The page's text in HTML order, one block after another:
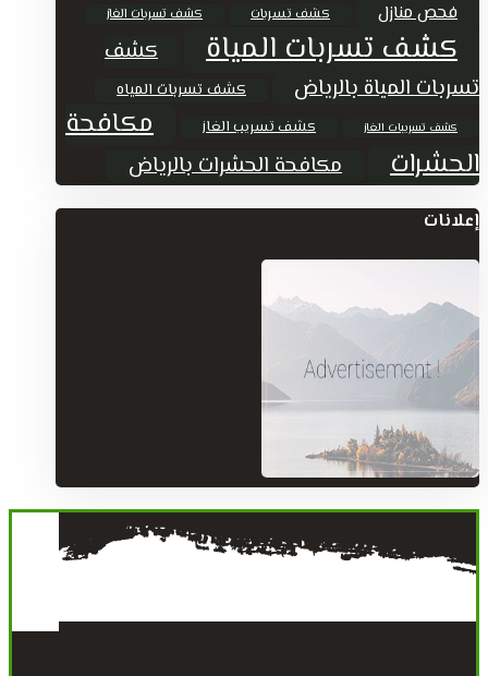
فحص منازل كشف تسربات كشف تسربات الغاز
كشف تسربات المياة
كشف
تسربات المياة بالرياض
كشف تسربات المياه
كشف تسريبات الغاز كشف تسريب الغاز
مكافحة
الحشرات
مكافحة الحشرات بالرياض
إعلانات